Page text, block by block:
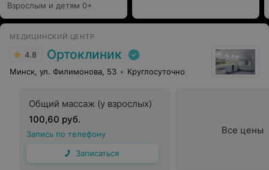
Взрослым и детям 0+
МЕДИЦИНСКИЙ ЦЕНТР
4.8 Ортоклиник
Минск, ул. Филимонова, 53 Круглосуточно
Общий массаж (у взрослых)
100,60 руб.
Запись по телефону
Записаться
Все цены